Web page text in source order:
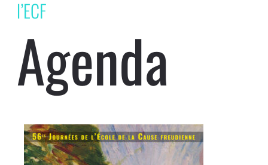
l’ECF
Agenda